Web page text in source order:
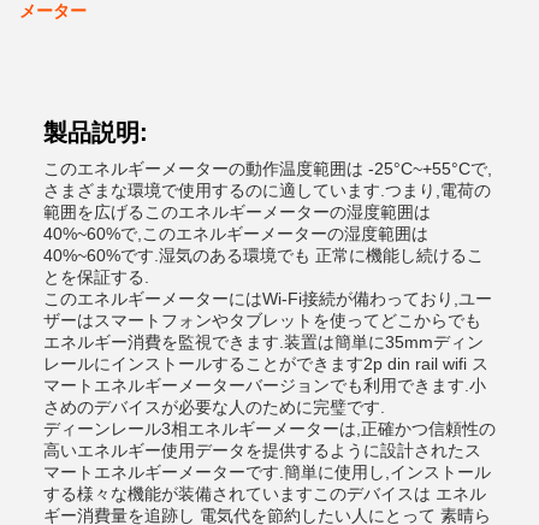
メーター
製品説明:
このエネルギーメーターの動作温度範囲は -25°C~+55°Cで,
さまざまな環境で使用するのに適しています.つまり,電荷の
範囲を広げるこのエネルギーメーターの湿度範囲は
40%~60%で,このエネルギーメーターの湿度範囲は
40%~60%です.湿気のある環境でも 正常に機能し続けるこ
とを保証する.
このエネルギーメーターにはWi-Fi接続が備わっており,ユー
ザーはスマートフォンやタブレットを使ってどこからでも
エネルギー消費を監視できます.装置は簡単に35mmディン
レールにインストールすることができます2p din rail wifi ス
マートエネルギーメーターバージョンでも利用できます.小
さめのデバイスが必要な人のために完璧です.
ディーンレール3相エネルギーメーターは,正確かつ信頼性の
高いエネルギー使用データを提供するように設計されたス
マートエネルギーメーターです.簡単に使用し,インストール
する様々な機能が装備されていますこのデバイスは エネル
ギー消費量を追跡し 電気代を節約したい人にとって 素晴ら